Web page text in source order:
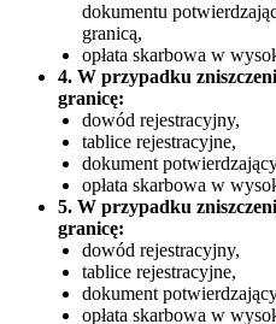
dokumentu
granicą,
opłata skarbowa w
4. W przypadku
granicę:
dowód rejestracyjny,
tablice rejestracyjne,
dokument
opłata skarbowa w
5. W przypadku
granicę:
dowód rejestracyjny,
tablice rejestracyjne,
dokument
opłata skarbowa w